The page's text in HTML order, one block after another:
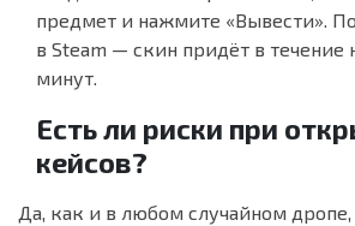
предмет и нажмите «Вывести».
в Steam — скин придёт в течение
минут.
Есть ли риски при
кейсов?
Да, как и в любом случайном